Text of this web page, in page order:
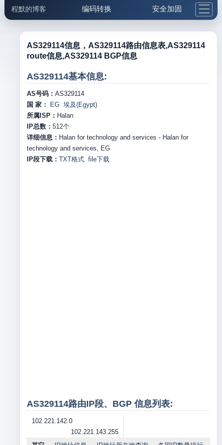
程默的博客 编码转换 安全加固
邮件工具 生活便民 更多工具
5.1支付宝大红包
AS329114信息，AS329114路由信息表,AS329114
route信息,AS329114 BGP信息
AS329114基本信息:
AS号码： AS329114
国 家：
EG 埃及(Egypt)
所属ISP： Halan
IP总数： 512个
详细信息： Halan for technology and services - Halan for
technology and services, EG
IP段下载： TXT格式 file下载
AS329114路由IP段、BGP 信息列表:
102.221.142.0
102.221.143.255